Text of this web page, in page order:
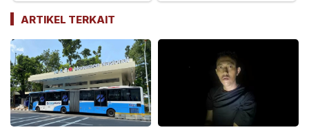
ARTIKEL TERKAIT